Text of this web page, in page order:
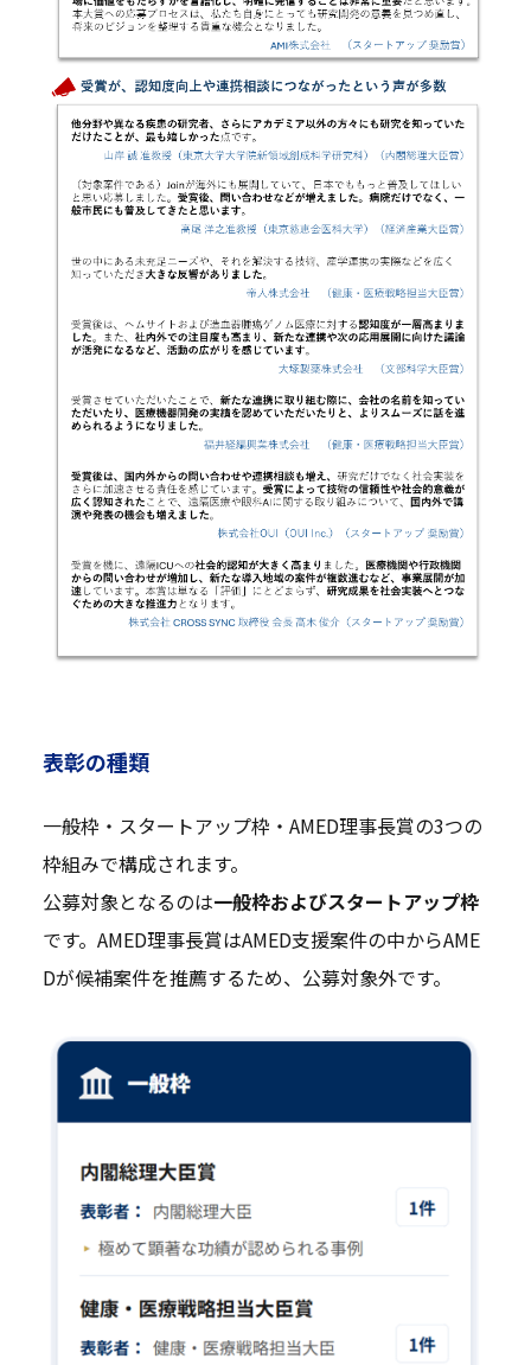
表彰の種類
一般枠・スタートアップ枠・AMED理事長賞の3つの
枠組みで構成されます。
公募対象となるのは一般枠およびスタートアップ枠
です。AMED理事長賞はAMED支援案件の中からAME
Dが候補案件を推薦するため、公募対象外です。